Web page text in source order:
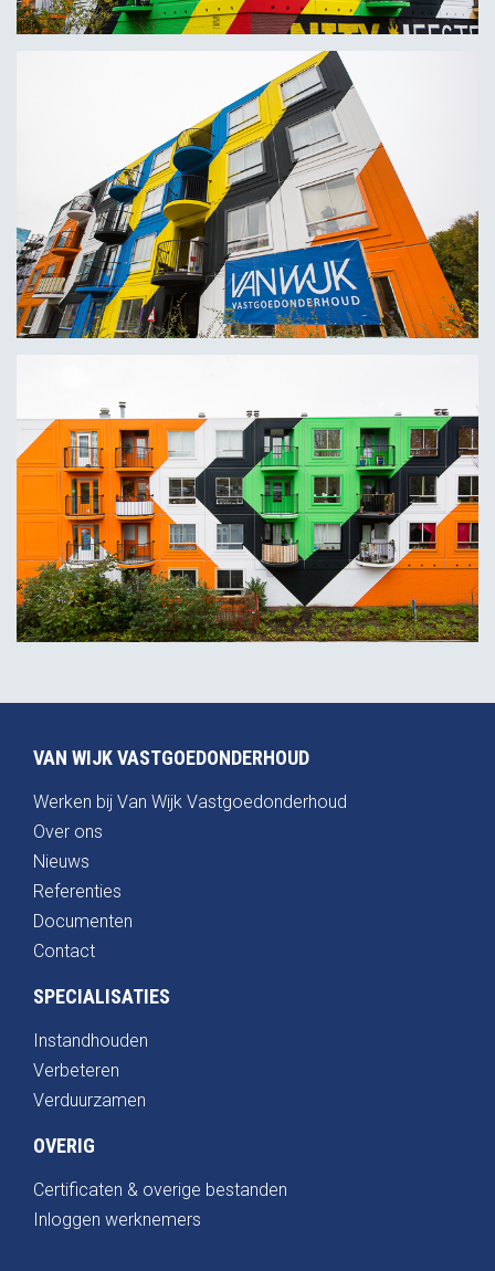
VAN WIJK VASTGOEDONDERHOUD
Werken bij Van Wijk Vastgoedonderhoud
Over ons
Nieuws
Referenties
Documenten
Contact
SPECIALISATIES
Instandhouden
Verbeteren
Verduurzamen
OVERIG
Certificaten & overige bestanden
Inloggen werknemers